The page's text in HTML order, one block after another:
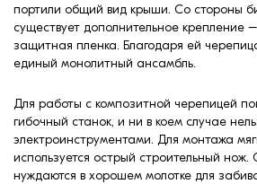
портили общий вид крыши. Со стороны
существует дополнительное крепление
защитная пленка. Благодаря ей
единый монолитный ансамбль.
Для работы с композитной черепицей
гибочный станок, и ни в коем случае
электроинструментами. Для монтажа
используется острый строительный
нуждаются в хорошем молотке для